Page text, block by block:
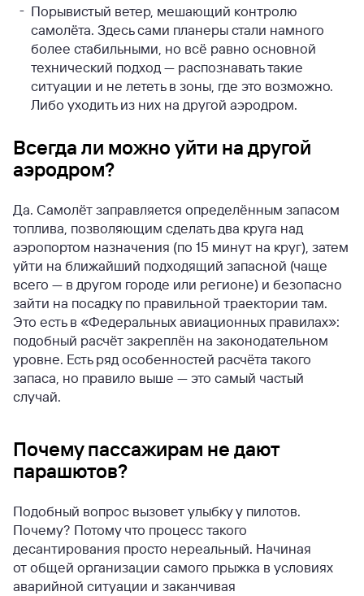
Порывистый ветер, мешающий контролю
самолёта. Здесь сами планеры стали намного
более стабильными, но всё равно основной
технический подход — распознавать такие
ситуации и не лететь в зоны, где это возможно.
Либо уходить из них на другой аэродром.
Всегда ли можно уйти на другой
аэродром?
Да. Самолёт заправляется определённым запасом
топлива, позволяющим сделать два круга над
аэропортом назначения (по 15 минут на круг), затем
уйти на ближайший подходящий запасной (чаще
всего — в другом городе или регионе) и безопасно
зайти на посадку по правильной траектории там.
Это есть в «Федеральных авиационных правилах»:
подобный расчёт закреплён на законодательном
уровне. Есть ряд особенностей расчёта такого
запаса, но правило выше — это самый частый
случай.
Почему пассажирам не дают
парашютов?
Подобный вопрос вызовет улыбку у пилотов.
Почему? Потому что процесс такого
десантирования просто нереальный. Начиная
от общей организации самого прыжка в условиях
аварийной ситуации и заканчивая